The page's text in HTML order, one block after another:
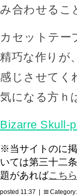
み合わせるこ
カセットテー
精巧な作りが
感じさせてく
気になる方ｈ
Bizarre Skull-
※当サイトのに
いては第三十二
題があればこちら
posted 11:37 | Category: